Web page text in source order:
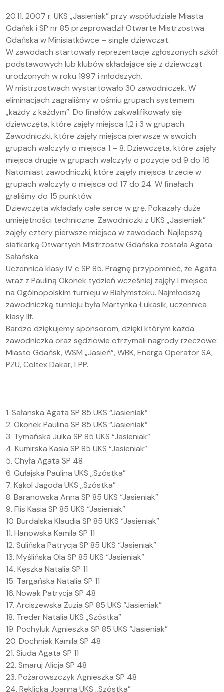
20.11. 2007 r. UKS „Jasieniak” przy współudziale Miasta
Gdańsk i SP nr 85 przeprowadził Otwarte Mistrzostwa
Gdańska w Minisiatkówce – single dziewczat.
W zawodach startowały reprezentacje zgłoszonych szkół
podstawowych lub klubów składające się z dziewcząt
urodzonych w roku 1997 i młodszych.
W mistrzostwach wystartowało 30 zawodniczek. W
eliminacjach zagraliśmy w ośmiu grupach systemem
„każdy z każdym”. Do finałów zakwalifikowały się
dziewczęta, które zajęły miejsca 1,2 i 3 w grupach.
Zawodniczki, które zajęły miejsca pierwsze w swoich
grupach walczyły o miejsca 1 – 8. Dziewczęta, które zajęły
miejsca drugie w grupach walczyły o pozycje od 9 do 16.
Natomiast zawodniczki, które zajęły miejsca trzecie w
grupach walczyły o miejsca od 17 do 24. W finałach
graliśmy do 15 punktów.
Dziewczęta wkładały całe serce w grę. Pokazały duże
umiejętności techniczne. Zawodniczki z UKS „Jasieniak”
zajęły cztery pierwsze miejsca w zawodach. Najlepszą
siatkarką Otwartych Mistrzostw Gdańska została Agata
Sałańska.
Uczennica klasy IV c SP 85. Pragnę przypomnieć, że Agata
wraz z Pauliną Okonek tydzień wcześniej zajęły I miejsce
na Ogólnopolskim turnieju w Białymstoku. Najmłodszą
zawodniczką turnieju była Martynka Łukasik, uczennica
klasy IIf.
Bardzo dziękujemy sponsorom, dzięki którym każda
zawodniczka oraz sędziowie otrzymali nagrody rzeczowe:
Miasto Gdańsk, WSM „Jasień”, WBK, Energa Operator SA,
PZU, Coltex Dakar, LPP.
1. Sałanska Agata SP 85 UKS “Jasieniak”
2. Okonek Paulina SP 85 UKS “Jasieniak”
3. Tymańska Julka SP 85 UKS “Jasieniak”
4. Kumirska Kasia SP 85 UKS “Jasieniak”
5. Chyła Agata SP 48
6. Gułajska Paulina UKS „Szóstka”
7. Kąkol Jagoda UKS „Szóstka”
8. Baranowska Anna SP 85 UKS “Jasieniak”
9. Flis Kasia SP 85 UKS “Jasieniak”
10. Burdalska Klaudia SP 85 UKS “Jasieniak”
11. Hanowska Kamila SP 11
12. Sulińska Patrycja SP 85 UKS “Jasieniak”
13. Myślińska Ola SP 85 UKS “Jasieniak”
14. Kęszka Natalia SP 11
15. Targańska Natalia SP 11
16. Nowak Patrycja SP 48
17. Arciszewska Zuzia SP 85 UKS “Jasieniak”
18. Treder Natalia UKS „Szóstka”
19. Pochyluk Agnieszka SP 85 UKS “Jasieniak”
20. Dochniak Kamila SP 48
21. Siuda Agata SP 11
22. Smaruj Alicja SP 48
23. Pożarowszczyk Agnieszka SP 48
24. Reklicka Joanna UKS „Szóstka”